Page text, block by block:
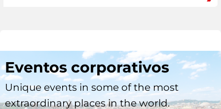
Eventos corporativos
Unique events in some of the most
extraordinary places in the world.